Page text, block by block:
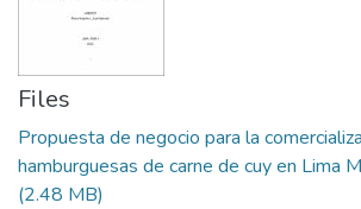
Files
Propuesta de negocio para la
hamburguesas de carne de cuy en Lima
(2.48 MB)